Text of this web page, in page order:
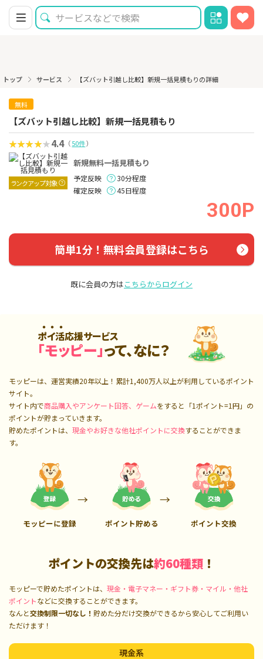
トップ サービス 【ズバット引越し比較】新規一括見積もりの詳細
無料
【ズバット引越し比較】新規一括見積もり
4.4（50件）
ランクアップ対象
新規無料一括見積もり
予定反映
30分程度
確定反映
45日程度
300P
簡単1分！無料会員登録はこちら
既に会員の方はこちらからログイン
ポイ活応援サービス
「モッピー」って、なに？
モッピーは、運営実績20年以上！累計1,400万人以上が利用しているポイント
サイト。
サイト内で商品購入やアンケート回答、ゲームをすると「1ポイント=1円」の
ポイントが貯まっていきます。
貯めたポイントは、 現金やお好きな他社ポイントに交換することができま
す。
モッピーに登録 ポイント貯める ポイント交換
ポイントの交換先は約60種類 ！
モッピーで貯めたポイントは、 現金・電子マネー・ギフト券・マイル・他社
ポイントなどに交換することができます。
なんと交換制限一切なし！ 貯めた分だけ交換ができるから安心してご利用い
ただけます！
現金系